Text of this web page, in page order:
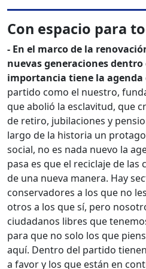
Con espacio para
- En el marco de la
nuevas generaciones dentro
importancia tiene la agenda
partido como el nuestro,
que abolió la esclavitud, que
de retiro, jubilaciones y
largo de la historia un
social, no es nada nuevo la
pasa es que el reciclaje de las
de una nueva manera. Hay
conservadores a los que no
otros a los que sí, pero
ciudadanos libres que
para que no solo los que
aquí. Dentro del partido
a favor y los que están en